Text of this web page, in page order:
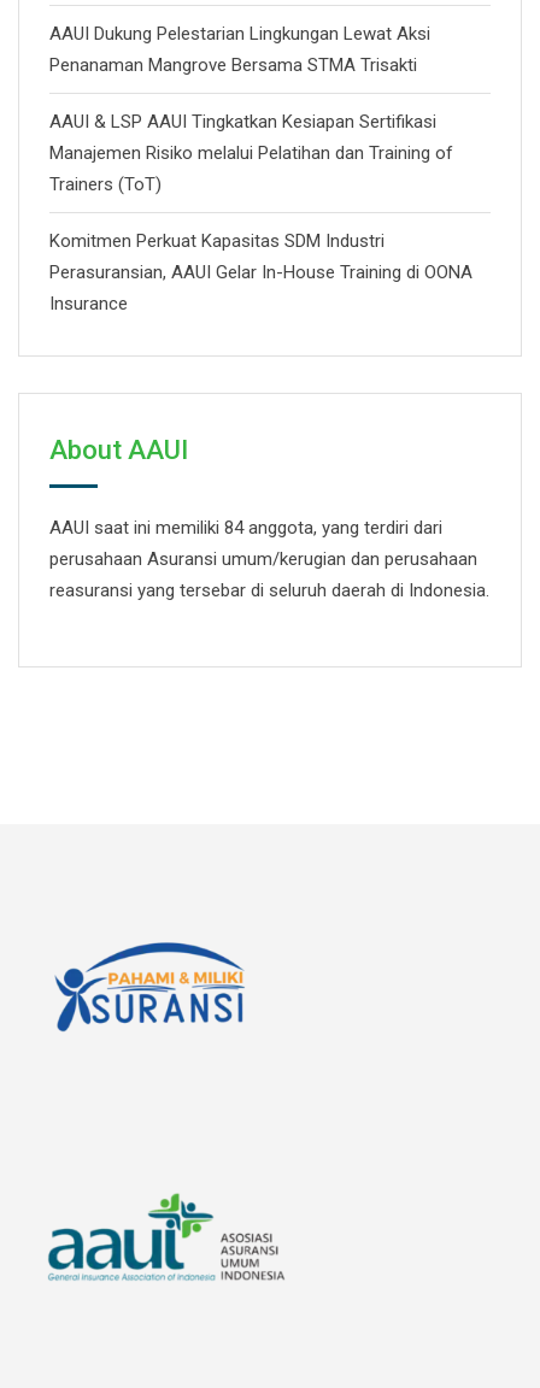
AAUI Dukung Pelestarian Lingkungan Lewat Aksi
Penanaman Mangrove Bersama STMA Trisakti
AAUI & LSP AAUI Tingkatkan Kesiapan Sertifikasi
Manajemen Risiko melalui Pelatihan dan Training of
Trainers (ToT)
Komitmen Perkuat Kapasitas SDM Industri
Perasuransian, AAUI Gelar In-House Training di OONA
Insurance
About AAUI
AAUI saat ini memiliki 84 anggota, yang terdiri dari
perusahaan Asuransi umum/kerugian dan perusahaan
reasuransi yang tersebar di seluruh daerah di Indonesia.